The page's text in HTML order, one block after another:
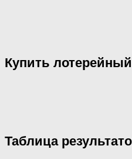
Купить
Таблица